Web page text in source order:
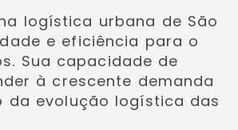
logística urbana de São
e eficiência para o
Sua capacidade de
à crescente demanda
evolução logística das